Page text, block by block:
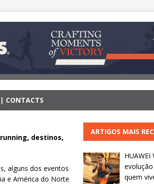
CONTACTS
destinos,
alguns dos eventos
e América do Norte
ARTIGOS MAIS
quem